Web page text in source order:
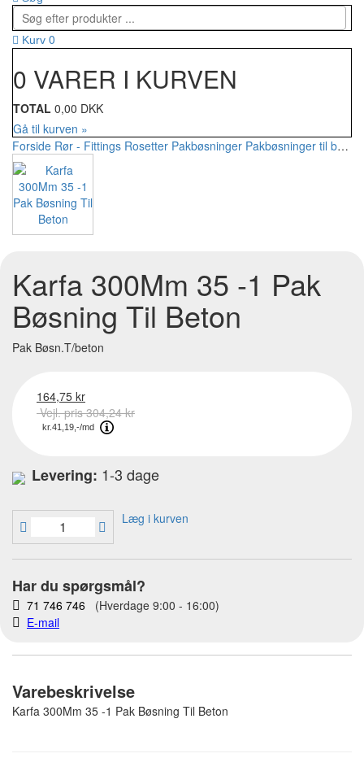
Kurv 0
0 VARER I KURVEN
TOTAL 0,00 DKK
Gå til kurven »
Forside Rør - Fittings Rosetter Pakbøsninger Pakbøsninger til beton
Karfa 300Mm 35 -1 Pak
Bøsning Til Beton
Pak Bøsn.T/beton
164,75 kr
Vejl. pris 304,24 kr
Levering: 1-3 dage
Læg i kurven
Har du spørgsmål?
71 746 746 (Hverdage 9:00 - 16:00)
E-mail
Varebeskrivelse
Karfa 300Mm 35 -1 Pak Bøsning Til Beton